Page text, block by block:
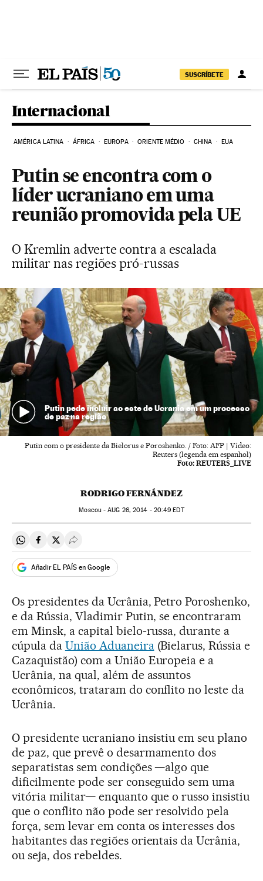
SUSCRÍBETE
Internacional
AMÉRICA LATINA ÁFRICA EUROPA ORIENTE MÉDIO CHINA EUA
Putin se encontra com o
líder ucraniano em uma
reunião promovida pela UE
O Kremlin adverte contra a escalada
militar nas regiões pró-russas
Putin pede incluir ao este de Ucrania em um processo
de paz na região
Putin com o presidente da Bielorus e Poroshenko. / Foto: AFP | Vídeo:
Reuters (legenda em espanhol)
Foto: REUTERS_LIVE
RODRIGO FERNÁNDEZ
Moscou -AUG 26, 2014 - 20:49 EDT
Compartir en Whatsapp
Compartir en Facebook
Compartir en Twitter
Desplegar Redes Sociales
Añadir EL PAÍS en Google
Os presidentes da Ucrânia, Petro Poroshenko,
e da Rússia, Vladimir Putin, se encontraram
em Minsk, a capital bielo-russa, durante a
cúpula da União Aduaneira(Bielarus, Rússia e
Cazaquistão) com a União Europeia e a
Ucrânia, na qual, além de assuntos
econômicos, trataram do conflito no leste da
Ucrânia.
O presidente ucraniano insistiu em seu plano
de paz, que prevê o desarmamento dos
separatistas sem condições —algo que
dificilmente pode ser conseguido sem uma
vitória militar— enquanto que o russo insistiu
que o conflito não pode ser resolvido pela
força, sem levar em conta os interesses dos
habitantes das regiões orientais da Ucrânia,
ou seja, dos rebeldes.